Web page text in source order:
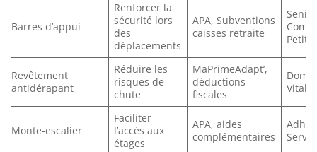
Barres d’appui
Renforcer la
sécurité lors
des
déplacements
APA, Subventions
caisses retraite
Senior
Revêtement
antidérapant
Réduire les
risques de
chute
MaPrimeAdapt’,
déductions
fiscales
Monte-escalier
Faciliter
l’accès aux
étages
APA, aides
complémentaires